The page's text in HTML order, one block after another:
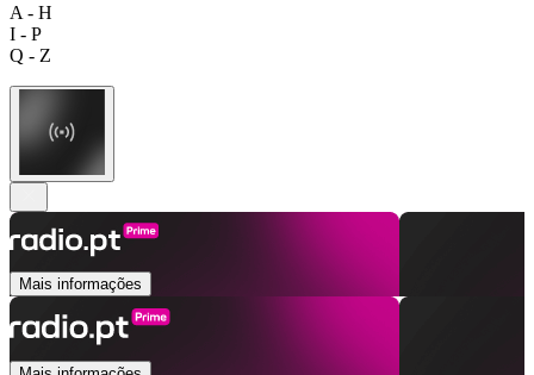
A - H
I - P
Q - Z
Mais informações